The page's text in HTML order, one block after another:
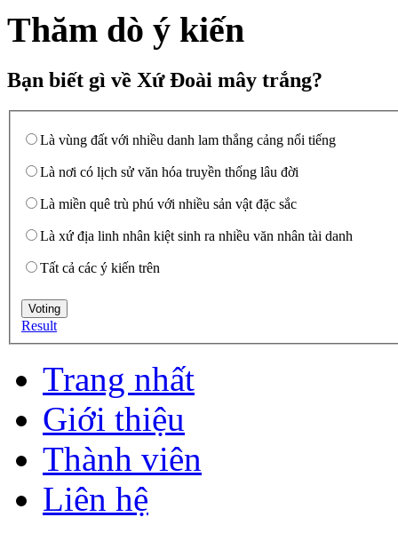
Thăm dò ý kiến
Bạn biết gì về Xứ Đoài mây trắng?
Là vùng đất với nhiều danh lam thắng cảng nổi tiếng
Là nơi có lịch sử văn hóa truyền thống lâu đời
Là miền quê trù phú với nhiều sản vật đặc sắc
Là xứ địa linh nhân kiệt sinh ra nhiều văn nhân tài danh
Tất cả các ý kiến trên
Result
Trang nhất
Giới thiệu
Thành viên
Liên hệ